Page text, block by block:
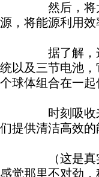
然后，将太阳
源，将能源利用
据了解，这个
统以及三节电池
个球体组合在一起
时刻吸收来自
们提供清洁高效的
（这是真实的
感觉那里不对劲